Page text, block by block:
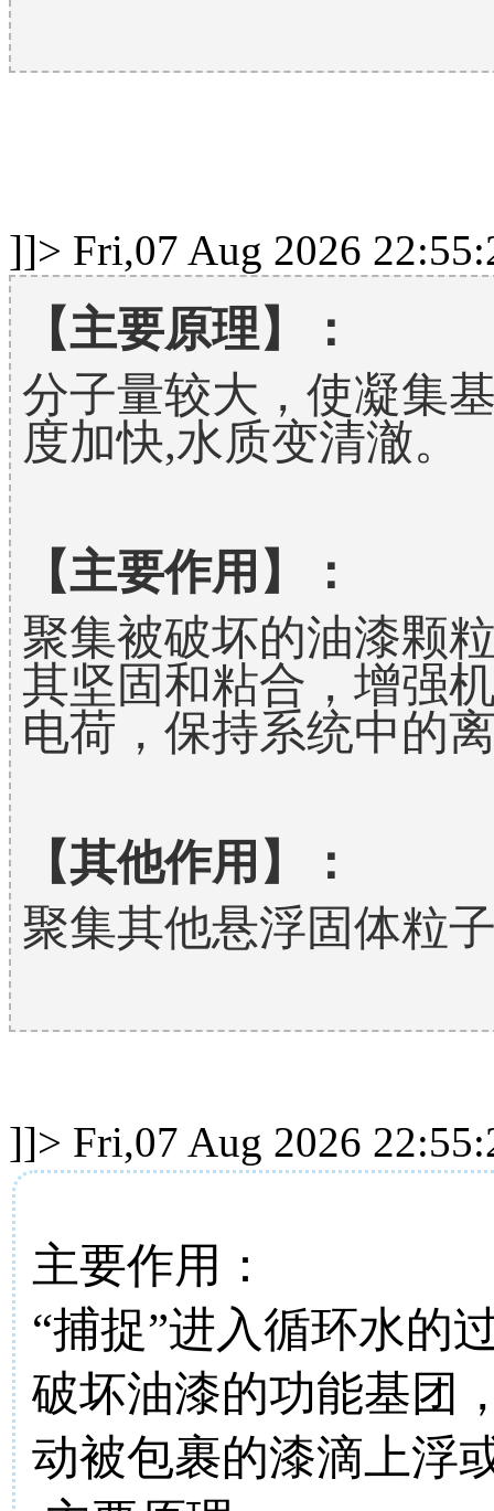
]]> Fri,07 Aug 2026
【主要原理】：
分子量较大，使凝集
度加快,水质变清澈。
【主要作用】：
聚集被破坏的油漆颗
其坚固和粘合，增强
电荷，保持系统中的
【其他作用】：
聚集其他悬浮固体粒
]]> Fri,07 Aug 2026
主要作用：
“捕捉”进入循环水的
破坏油漆的功能基团
动被包裹的漆滴上浮